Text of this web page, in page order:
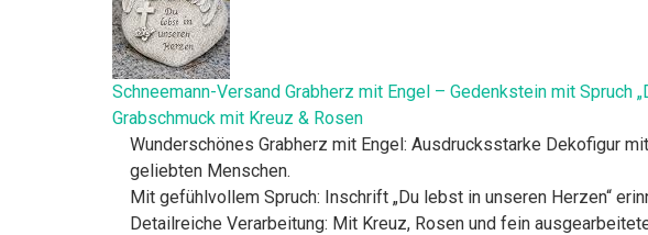
Schneemann-Versand Grabherz mit Engel – Gedenkstein mit
Grabschmuck mit Kreuz & Rosen
Wunderschönes Grabherz mit Engel: Ausdrucksstarke Dekofigur
geliebten Menschen.
Mit gefühlvollem Spruch: Inschrift „Du lebst in unseren Herzen“
Detailreiche Verarbeitung: Mit Kreuz, Rosen und fein